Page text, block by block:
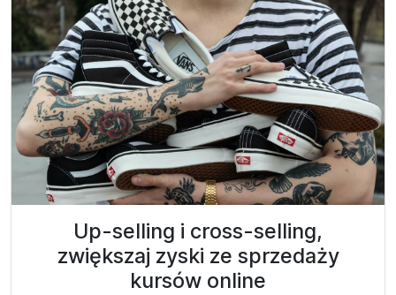
Up-selling i cross-selling,
zwiększaj zyski ze sprzedaży
kursów online